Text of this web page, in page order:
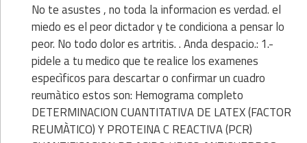
No te asustes , no toda la informacion es verdad. el
miedo es el peor dictador y te condiciona a pensar lo
peor. No todo dolor es artritis. . Anda despacio.: 1.-
pidele a tu medico que te realice los examenes
especìficos para descartar o confirmar un cuadro
reumàtico estos son: Hemograma completo
DETERMINACION CUANTITATIVA DE LATEX (FACTOR
REUMÀTICO) Y PROTEINA C REACTIVA (PCR)